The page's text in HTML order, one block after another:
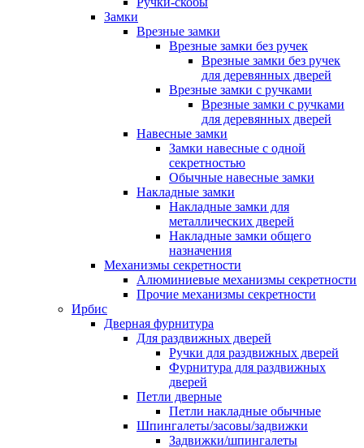
Замки
Врезные замки
Врезные замки без ручек
Врезные замки без ручек
для деревянных дверей
Врезные замки с ручками
Врезные замки с ручками
для деревянных дверей
Навесные замки
Замки навесные с одной
секретностью
Обычные навесные замки
Накладные замки
Накладные замки для
металлических дверей
Накладные замки общего
назначения
Механизмы секретности
Алюминиевые механизмы секретности
Прочие механизмы секретности
Ирбис
Дверная фурнитура
Для раздвижных дверей
Ручки для раздвижных дверей
Фурнитура для раздвижных
дверей
Петли дверные
Петли накладные обычные
Шпингалеты/засовы/задвижки
Задвижки/шпингалеты